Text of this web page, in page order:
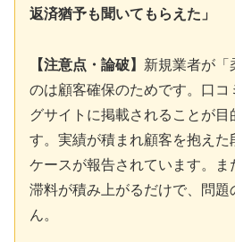
返済猶予も聞いてもらえた」
【注意点・論破】 新規業者が「
のは顧客確保のためです。口コ
グサイトに掲載されることが
す。実績が積まれ顧客を抱えた
ケースが報告されています。ま
滞料が積み上がるだけで、問題
ん。